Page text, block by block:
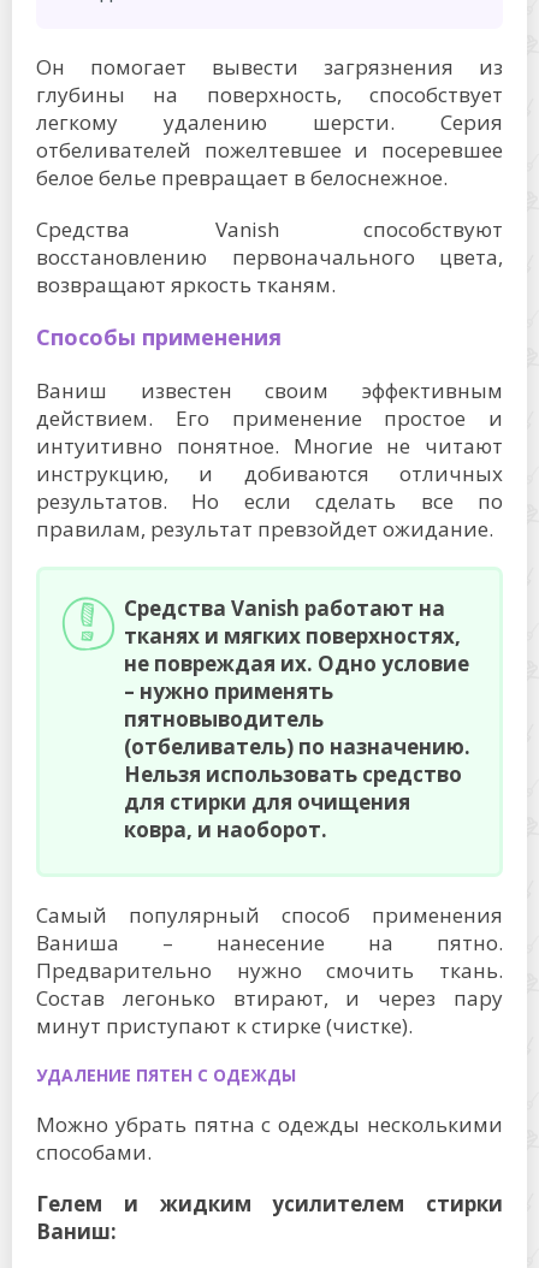
Он помогает вывести загрязнения из
глубины на поверхность, способствует
легкому удалению шерсти. Серия
отбеливателей пожелтевшее и посеревшее
белое белье превращает в белоснежное.
Средства Vanish способствуют
восстановлению первоначального цвета,
возвращают яркость тканям.
Способы применения
Ваниш известен своим эффективным
действием. Его применение простое и
интуитивно понятное. Многие не читают
инструкцию, и добиваются отличных
результатов. Но если сделать все по
правилам, результат превзойдет ожидание.
Средства Vanish работают на
тканях и мягких поверхностях,
не повреждая их. Одно условие
– нужно применять
пятновыводитель
(отбеливатель) по назначению.
Нельзя использовать средство
для стирки для очищения
ковра, и наоборот.
Самый популярный способ применения
Ваниша – нанесение на пятно.
Предварительно нужно смочить ткань.
Состав легонько втирают, и через пару
минут приступают к стирке (чистке).
УДАЛЕНИЕ ПЯТЕН С ОДЕЖДЫ
Можно убрать пятна с одежды несколькими
способами.
Гелем и жидким усилителем стирки
Ваниш: